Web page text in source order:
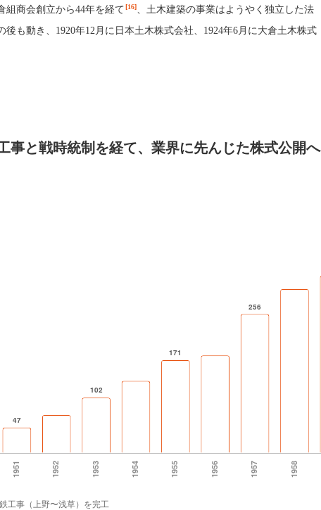
組商会創立から44年を経て[16]、土木建築の事業はようやく独立した法
後も動き、1920年12月に日本土木株式会社、1924年6月に大倉土木株式
事と戦時統制を経て、業界に先んじた株式公開へ
工事（上野〜浅草）を完工